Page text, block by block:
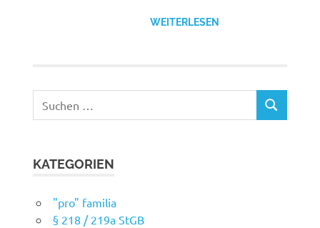
WEITERLESEN
nach:
SUCHEN
KATEGORIEN
"pro" familia
§ 218 / 219a StGB